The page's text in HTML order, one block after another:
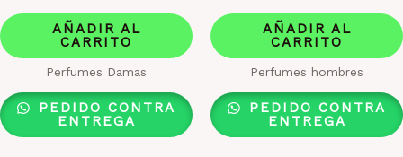
AÑADIR AL
CARRITO
Perfumes Damas
PEDIDO CONTRA
ENTREGA
AÑADIR AL
CARRITO
Perfumes hombres
PEDIDO CONTRA
ENTREGA